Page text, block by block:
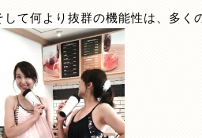
して何より抜群の機能性は、多